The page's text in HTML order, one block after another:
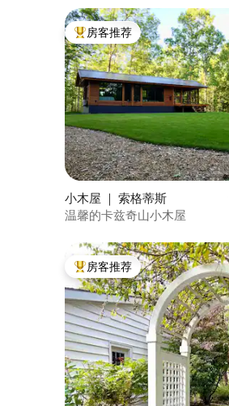
热门「房客推荐」
房客推荐
小木屋 ｜ 索格蒂斯
温馨的卡兹奇山小木屋
热门「房客推荐」
房客推荐